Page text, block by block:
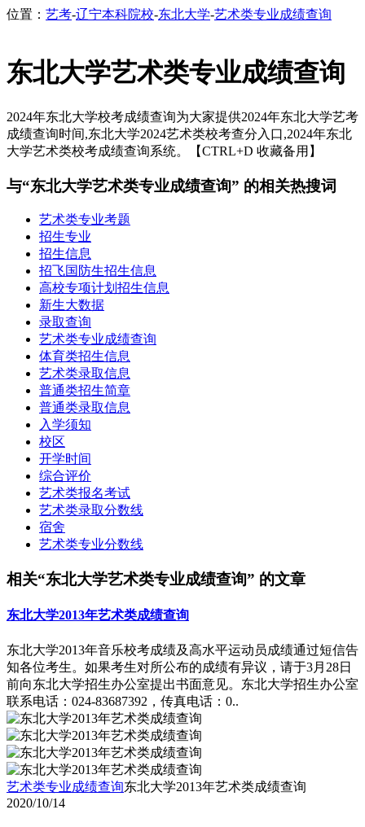
位置： 艺考-辽宁本科院校-东北大学-艺术类专业成绩查询
东北大学艺术类专业成绩查询
2024年东北大学校考成绩查询为大家提供2024年东北大学艺考
成绩查询时间,东北大学2024艺术类校考查分入口,2024年东北
大学艺术类校考成绩查询系统。【CTRL+D 收藏备用】
与“东北大学艺术类专业成绩查询” 的相关热搜词
艺术类专业考题
招生专业
招生信息
招飞国防生招生信息
高校专项计划招生信息
新生大数据
录取查询
艺术类专业成绩查询
体育类招生信息
艺术类录取信息
普通类招生简章
普通类录取信息
入学须知
校区
开学时间
综合评价
艺术类报名考试
艺术类录取分数线
宿舍
艺术类专业分数线
相关“东北大学艺术类专业成绩查询” 的文章
东北大学2013年艺术类成绩查询
东北大学2013年音乐校考成绩及高水平运动员成绩通过短信告
知各位考生。如果考生对所公布的成绩有异议，请于3月28日
前向东北大学招生办公室提出书面意见。东北大学招生办公室
联系电话：024-83687392，传真电话：0..
艺术类专业成绩查询东北大学2013年艺术类成绩查询
2020/10/14